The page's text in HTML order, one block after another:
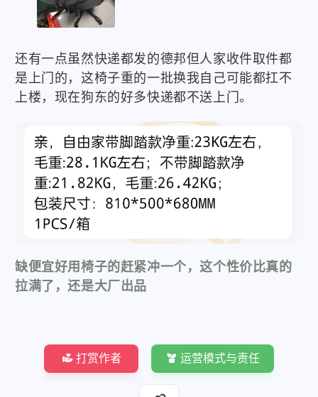
还有一点虽然快递都发的德邦但人家收件取件都
是上门的，这椅子重的一批换我自己可能都扛不
上楼，现在狗东的好多快递都不送上门。
缺便宜好用椅子的赶紧冲一个，这个性价比真的
拉满了，还是大厂出品
打赏作者 运营模式与责任